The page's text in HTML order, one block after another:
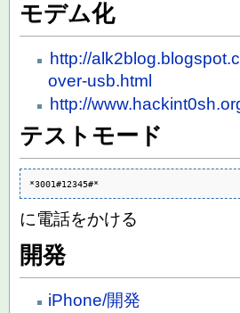
モデム化
http://
over-usb.html
http://
テストモード
*3001#12345#*
に電話をかける
開発
iPhone/開発